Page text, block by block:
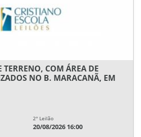
TERRENO, COM ÁREA DE
NO B. MARACANÃ, EM
2° Leilão
20/08/2026 16:00